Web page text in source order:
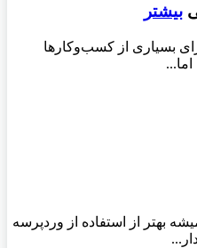
بیشتر
بسیاری از کسب‌وکارها
بهتر از استفاده از وردپرسه